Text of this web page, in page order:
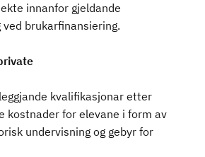
innanfor gjeldande
brukarfinansiering.
kvalifikasjonar etter
kostnader for elevane i form av
undervisning og gebyr for